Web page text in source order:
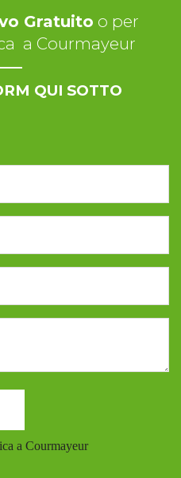
Gratuito o per
a Courmayeur
QUI SOTTO